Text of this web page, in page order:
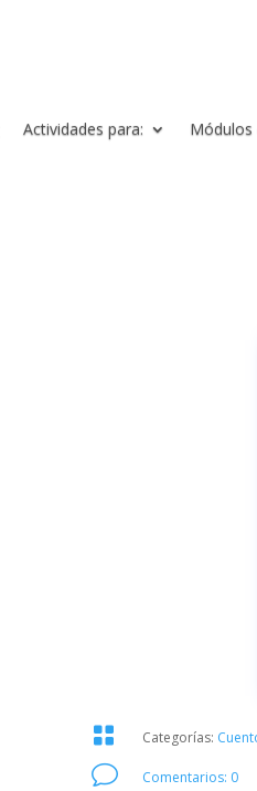
Actividades para: Módulos
 Categorías:
v Comentarios: 0